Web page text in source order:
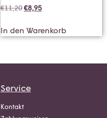
€11,20€8,95
In den Warenkorb
Service
Kontakt